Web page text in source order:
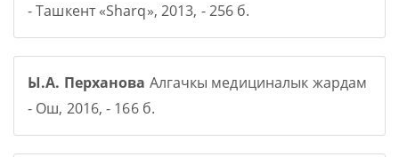
- Ташкент «Sharq», 2013, - 256 б.
Ы.А. Перханова Алгачкы медициналык жардам
- Ош, 2016, - 166 б.